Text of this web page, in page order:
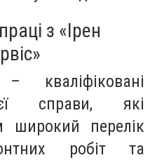
з «Ірен
кваліфіковані
справи, які
широкий перелік
робіт та